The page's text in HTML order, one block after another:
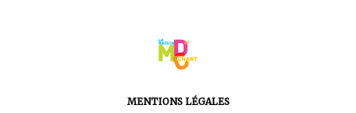
MENTIONS LÉGALES